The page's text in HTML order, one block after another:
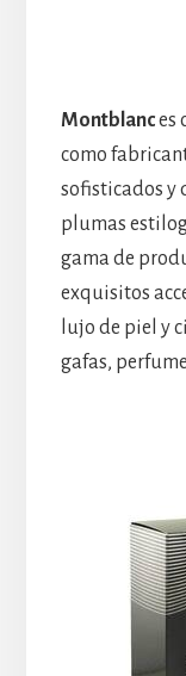
Montblances
como
sofisticados y
plumas
gama de
exquisitos
lujo de piel y
gafas,